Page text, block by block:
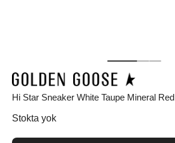
Hi Star Sneaker White Taupe Mineral Red
Stokta yok